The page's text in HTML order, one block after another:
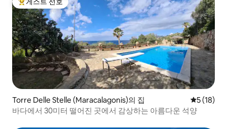
상위 게스트 선호
Torre Delle Stelle (Maracalagonis)의 집 평점 5점
5 (18)
바다에서 30미터 떨어진 곳에서 감상하는 아름다운 석양